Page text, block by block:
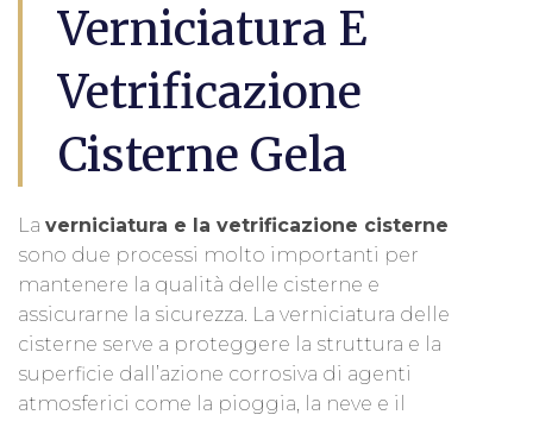
Verniciatura E
Vetrificazione
Cisterne Gela
La verniciatura e la vetrificazione cisterne
sono due processi molto importanti per
mantenere la qualità delle cisterne e
assicurarne la sicurezza. La verniciatura delle
cisterne serve a proteggere la struttura e la
superficie dall’azione corrosiva di agenti
atmosferici come la pioggia, la neve e il